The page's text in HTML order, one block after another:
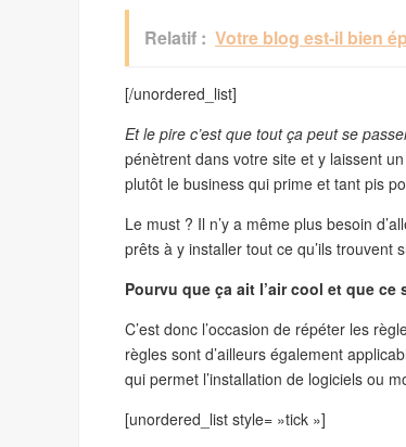
Relatif : Votre blog est-il bien
[/unordered_list]
Et le pire c’est que tout ça peut se
pénètrent dans votre site et y laissent
plutôt le business qui prime et tant pis
Le must ? Il n’y a même plus besoin
prêts à y installer tout ce qu’ils trouvent
Pourvu que ça ait l’air cool et que
C’est donc l’occasion de répéter les
règles sont d’ailleurs également
qui permet l’installation de logiciels ou
[unordered_list style= »tick »]